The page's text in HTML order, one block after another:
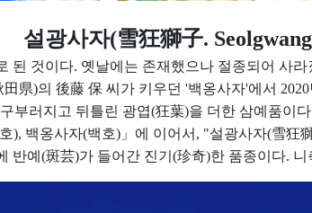
설광사자(雪狂獅子.
된 것이다. 옛날에는 존재했으나 절종되어 사
県)의 後藤 保 씨가 키우던 '백옹사자'에서
부러지고 뒤틀린 광엽(狂葉)을 더한 삼예품이
), 백옹사자(백호)」에 이어서, "설광사자(雪
반예(斑芸)가 들어간 진기(珍奇)한 품종이다.